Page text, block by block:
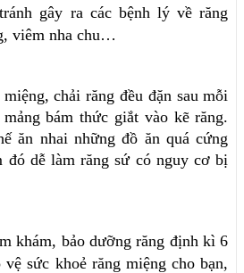
gây ra các bệnh lý về răng
viêm nha chu…
chải răng đều đặn sau mỗi
bám thức giắt vào kẽ răng.
ăn nhai những đồ ăn quá cứng
đó dễ làm răng sứ có nguy cơ bị
khám, bảo dưỡng răng định kì 6
vệ sức khoẻ răng miệng cho bạn,